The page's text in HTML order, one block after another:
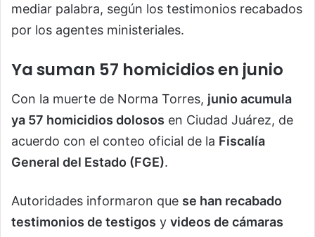
mediar palabra, según los testimonios recabados
por los agentes ministeriales.
Ya suman 57 homicidios en junio
Con la muerte de Norma Torres, junio acumula
ya 57 homicidios dolosos en Ciudad Juárez, de
acuerdo con el conteo oficial de la Fiscalía
General del Estado (FGE).
Autoridades informaron que se han recabado
testimonios de testigos y videos de cámaras